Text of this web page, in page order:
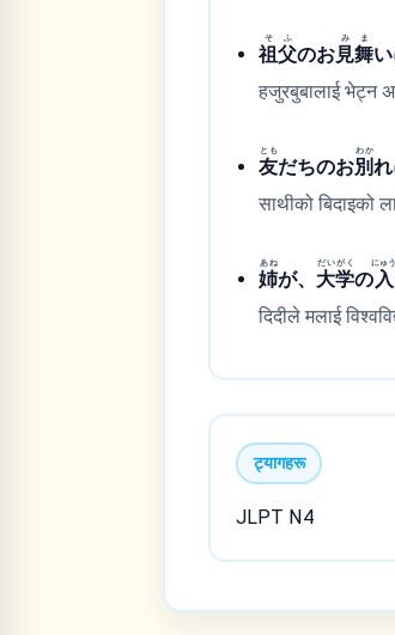
祖
そ
父
ふ
のお見
み
舞
ま
い
हजुरबुबालाई भेट्न
友
とも
だちのお別
わか
साथीको बिदाइको
姉
あね
が、 大
だい
学
がく
の入
にゅう
दिदीले मलाई
ट्यागहरू
JLPT N4